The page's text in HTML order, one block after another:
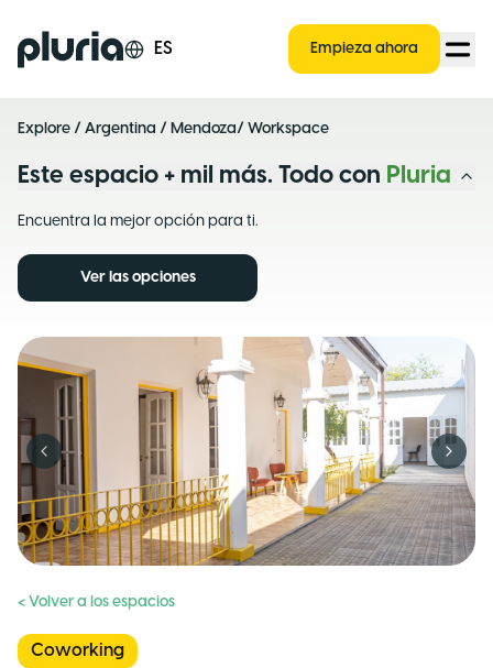
Logo Pluria ES Empieza ahora
Explore / Argentina / Mendoza/ Workspace
Este espacio + mil más. Todo con Pluria
Encuentra la mejor opción para ti.
Ver las opciones
Previous slide Next
< Volver a los espacios
Coworking